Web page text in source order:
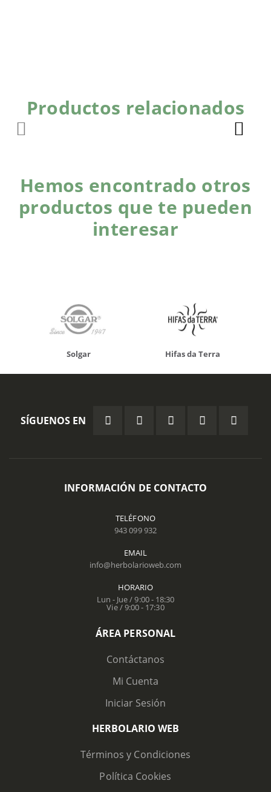
Productos relacionados
Hemos encontrado otros
productos que te pueden
interesar
Solgar Hifas da Terra
SÍGUENOS EN
INFORMACIÓN DE CONTACTO
TELÉFONO
943 099 932
EMAIL
info@herbolarioweb.com
HORARIO
Lun - Jue / 9:00 - 18:30
Vie / 9:00 - 17:30
ÁREA PERSONAL
Contáctanos
Mi Cuenta
Iniciar Sesión
HERBOLARIO WEB
Términos y Condiciones
Política Cookies